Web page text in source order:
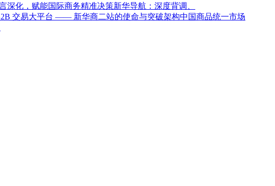
新华导航：深度背调、
架构中国商品统一市场